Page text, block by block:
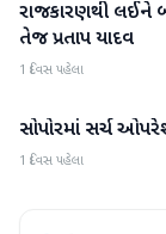
રાષ્ટ્રીય
રાજકારણથી લઈને
તેજ પ્રતાપ યાદવ
1 દિવસ પહેલા
રાષ્ટ્રીય
સોપોરમાં સર્ચ
1 દિવસ પહેલા